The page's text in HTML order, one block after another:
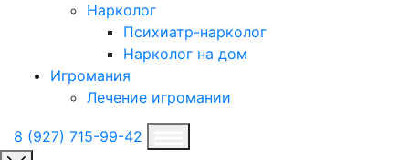
Нарколог
Психиатр-нарколог
Нарколог на дом
Игромания
Лечение игромании
8 (927) 715-99-42